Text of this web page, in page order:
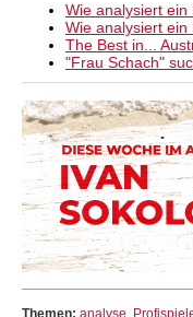
Wie analysiert ein
Wie analysiert ein
The Best in...
"Frau Schach"
Themen: analyse